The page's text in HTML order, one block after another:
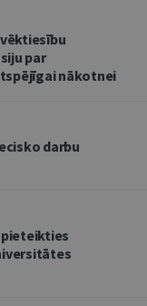
par
nākotnei
darbu